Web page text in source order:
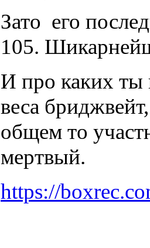
Зато его
105.
И про каких ты
веса
общем то
мертвый.
https://